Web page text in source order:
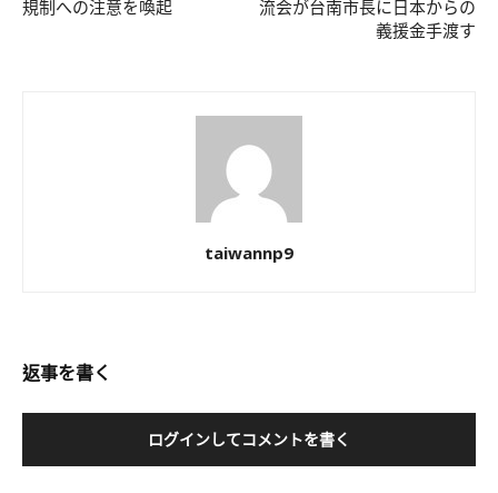
規制への注意を喚起
流会が台南市長に日本からの
義援金手渡す
taiwannp9
返事を書く
ログインしてコメントを書く